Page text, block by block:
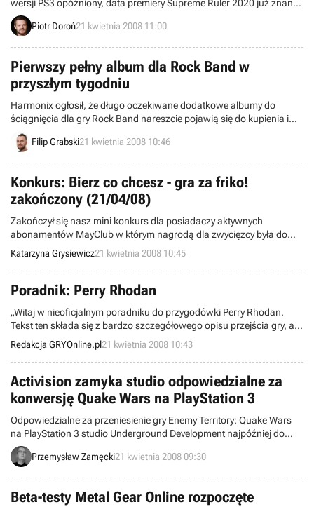
wersji PS3 opóźniony, data premiery Supreme Ruler 2020 już znana,
Konami ujawnia swoje najnowsze plany względem usługi WiiWare –
zapraszamy Was do weekendowego wydania „Wieści ze świata w
Piotr Doroń21 kwietnia 2008 11:00
Pierwszy pełny album dla Rock Band w
przyszłym tygodniu
Harmonix ogłosił, że długo oczekiwane dodatkowe albumy do
ściągnięcia dla gry Rock Band nareszcie pojawią się do kupienia i
pobrania pod koniec kwietnia. Do tej pory repertuar tej pozycji
poszerzały cykliczne zestawy składające się z kilku utworów.
Filip Grabski21 kwietnia 2008 10:46
Konkurs: Bierz co chcesz - gra za friko!
zakończony (21/04/08)
Zakończył się nasz mini konkurs dla posiadaczy aktywnych
abonamentów MayClub w którym nagrodą dla zwycięzcy była do
wyboru jedna z trzech gier: Sam & Max: Sezon 1, RACE '07: The
WTCC Game lub Gears of War.
Katarzyna Grysiewicz21 kwietnia 2008 10:45
Poradnik: Perry Rhodan
„Witaj w nieoficjalnym poradniku do przygodówki Perry Rhodan.
Tekst ten składa się z bardzo szczegółowego opisu przejścia gry, a
konkretnie jej sześciu rozdziałów. Perry Rhodan jest stosunkowo
liniową produkcją, co szczególnie widoczne jest podczas
rozgrywania pierwszego rozdziału."
Redakcja GRYOnline.pl21 kwietnia 2008 10:43
Activision zamyka studio odpowiedzialne za
konwersję Quake Wars na PlayStation 3
Odpowiedzialne za przeniesienie gry Enemy Territory: Quake Wars
na PlayStation 3 studio Underground Development najpóźniej do
końca maja zostanie zamknięte. Tym samym koncern Activision
potwierdził krążące od jakiegoś czasu plotki na ten temat.
Przemysław Zamęcki21 kwietnia 2008 09:30
Beta-testy Metal Gear Online rozpoczęte